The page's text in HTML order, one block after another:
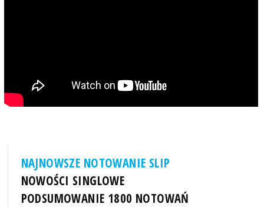
NAJNOWSZE NOTOWANIE SLIP
NOWOŚCI SINGLOWE
PODSUMOWANIE 1800 NOTOWAŃ